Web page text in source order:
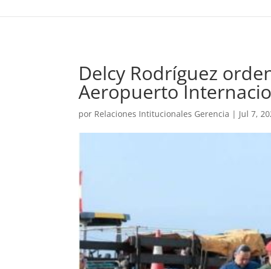
Delcy Rodríguez
Aeropuerto
por Relaciones Intitucionales Gerencia | Jul 7,